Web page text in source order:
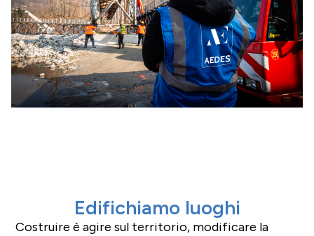
Edifichiamo luoghi
Costruire è agire sul territorio, modificare la